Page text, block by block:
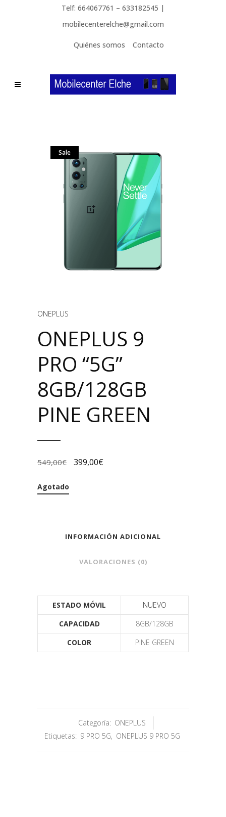
Telf: 664067761 – 633182545 |
mobilecenterelche@gmail.com
Quiénes somos Contacto
Sale
ONEPLUS
ONEPLUS 9
PRO “5G”
8GB/128GB
PINE GREEN
549,00€ 399,00€
Agotado
INFORMACIÓN ADICIONAL
VALORACIONES (0)
ESTADO MÓVIL
NUEVO
CAPACIDAD
8GB/128GB
COLOR
PINE GREEN
Categoría: ONEPLUS
Etiquetas: 9 PRO 5G, ONEPLUS 9 PRO 5G